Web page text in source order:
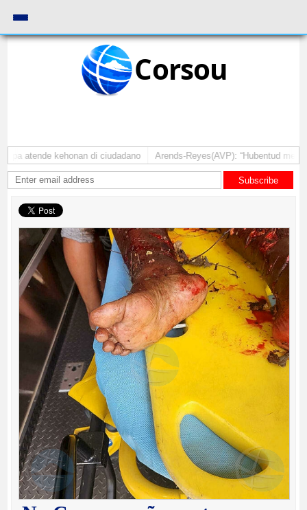
Corsou
atende kehonan di ciudadano Arends-Reyes(AVP): “Hubentud
Subscribe